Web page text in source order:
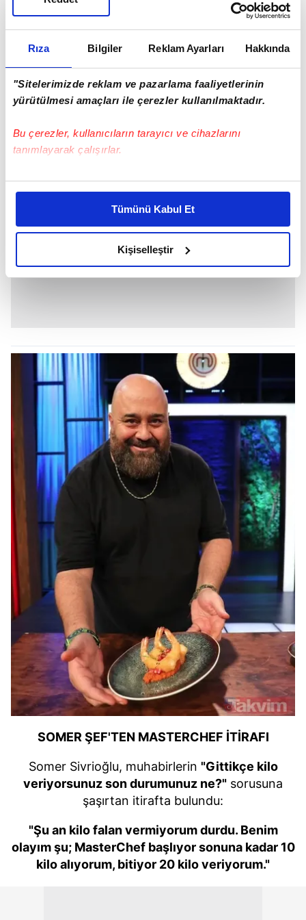
Rıza Bilgiler Reklam Ayarları Hakkında
"Sitelerimizde reklam ve pazarlama faaliyetlerinin
yürütülmesi amaçları ile çerezler kullanılmaktadır.
Bu çerezler, kullanıcıların tarayıcı ve cihazlarını
tanımlayarak çalışırlar.
Bu çerezlere izin vermeniz halinde sizlere özel
daha iyi reklam deneyimi yaşatabiliriz. Bunu yaparken
amacımızın size daha iyi bir reklam deneyimi sunmak
olduğunu ve sizlere en iyi içerikleri sunabilmek adına
elimizden gelen çabayı gösterdiğimizi ve bu noktada,
reklamların maliyetlerimizi karşılamak noktasında tek gelir
Her halükârda, kullanıcılar, bu çerezlere izin vermedikleri
takdirde, kullanıcılara hedefli reklamlar
gösterilmeyecektir."
Sizlere daha iyi bir hizmet sunabilmek için İnternet
Sitemizde kendimize ve üçüncü kişilere ait çerezler
kullanılmaktadır. Bu çerezler vasıtasıyla çeşitli kişisel
verileriniz işlenmekte olup gerekli olan çerezler bilgi
toplumu hizmetlerinin sunulması amacıyla
kullanılmaktadır. Diğer çerezler, sitemizin daha işlevsel
kılınması ve kişiselleştirilmesi ve sizlere yönelik
reklam/pazarlama faaliyetlerinin yapılması, amaçlarıyla
sınırlı olarak açık rızanız dahilinde kullanılacaktır.
Çerezlere ilişkin tercihlerinizi aşağıda yer alan panel
vasıtasıyla belirleyebilirsiniz. Çerezlere ilişkin detaylı bilgi
için Ayarlar butonuna tıklayabilir,
Çerez Bilgilendirme
Metnimizi
6698 sayılı Kişisel Verilerin Korunması Kanunu uyarınca
hazırlanmış Aydınlatma Metnimizi okumak ve sitemizde
ilgili mevzuata uygun olarak kullanılan çerezlerle ilgili bilgi
almak için lütfentıklayınız.
Tümünü Kabul Et
Kişiselleştir
SOMER ŞEF'TEN MASTERCHEF İTİRAFI
Somer Sivrioğlu, muhabirlerin "Gittikçe kilo
veriyorsunuz son durumunuz ne?" sorusuna
şaşırtan itirafta bulundu:
"Şu an kilo falan vermiyorum durdu. Benim
olayım şu; MasterChef başlıyor sonuna kadar 10
kilo alıyorum, bitiyor 20 kilo veriyorum."